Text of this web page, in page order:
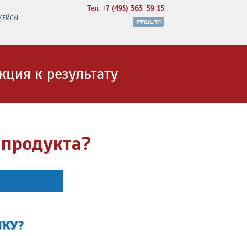
КЕЙСЫ
Тел: +7 (495) 363-59-15
к результату